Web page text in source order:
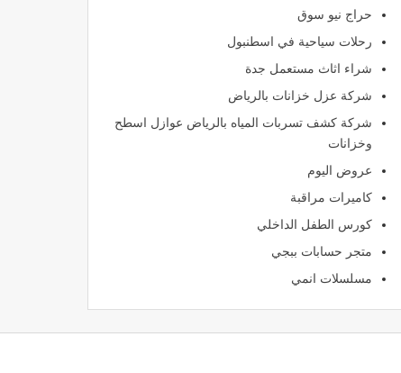
حراج نيو سوق
رحلات سياحية في اسطنبول
شراء اثاث مستعمل جدة
شركة عزل خزانات بالرياض
شركة كشف تسربات المياه بالرياض عوازل اسطح
وخزانات
عروض اليوم
كاميرات مراقبة
كورس الطفل الداخلي
متجر حسابات ببجي
مسلسلات انمي